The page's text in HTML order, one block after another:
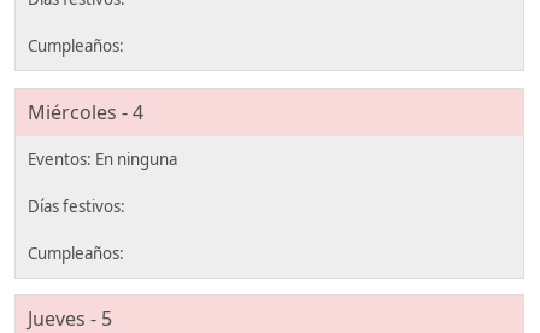
Miércoles - 4
Jueves - 5